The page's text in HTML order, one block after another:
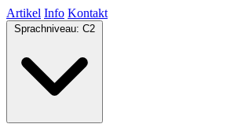
Artikel Info Kontakt
Sprachniveau: C2